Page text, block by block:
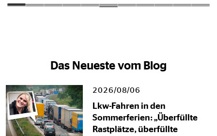
Das Neueste vom Blog
2026/08/06
Lkw-Fahren in den
Sommerferien: „Überfüllte
Rastplätze, überfüllte